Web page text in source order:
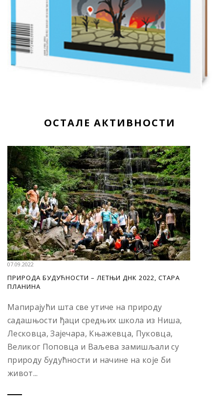
ОСТАЛЕ АКТИВНОСТИ
07.09.2022
ПРИРОДА БУДУЋНОСТИ – ЛЕТЊИ ДНК 2022, СТАРА
ПЛАНИНА
Мапирајући шта све утиче на природу
садашњости ђаци средњих школа из Ниша,
Лесковца, Зајечара, Књажевца, Пуковца,
Великог Поповца и Ваљева замишљали су
природу будућности и начине на које би
живот...